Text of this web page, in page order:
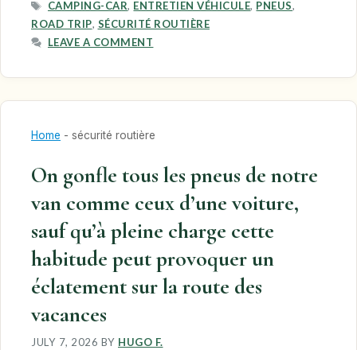
TAGS
CAMPING-CAR, ENTRETIEN VÉHICULE, PNEUS,
ROAD TRIP, SÉCURITÉ ROUTIÈRE
LEAVE A COMMENT
Home - sécurité routière
On gonfle tous les pneus de notre
van comme ceux d’une voiture,
sauf qu’à pleine charge cette
habitude peut provoquer un
éclatement sur la route des
vacances
JULY 7, 2026 BY HUGO F.